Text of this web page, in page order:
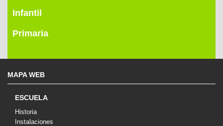
Infantil
Primaria
MAPA WEB
ESCUELA
Historia
Instalaciones